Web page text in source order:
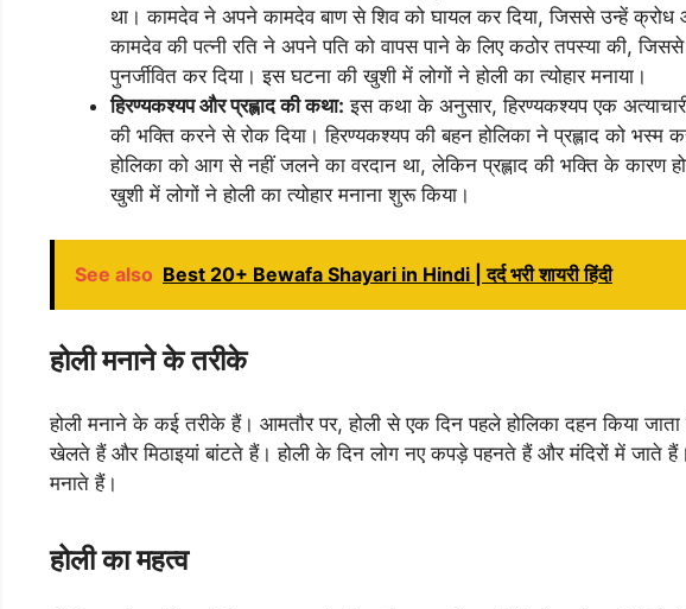
था। कामदेव ने अपने कामदेव बाण से शिव को घायल कर दिया, जिससे उन्हें क्रोध
कामदेव की पत्नी रति ने अपने पति को वापस पाने के लिए कठोर तपस्या की,
पुनर्जीवित कर दिया। इस घटना की खुशी में लोगों ने होली का त्योहार मनाया।
हिरण्यकश्यप और प्रह्लाद की कथा: इस कथा के अनुसार, हिरण्यकश्यप एक
की भक्ति करने से रोक दिया। हिरण्यकश्यप की बहन होलिका ने प्रह्लाद को भस्म
होलिका को आग से नहीं जलने का वरदान था, लेकिन प्रह्लाद की भक्ति के कारण
खुशी में लोगों ने होली का त्योहार मनाना शुरू किया।
See also Best 20+ Bewafa Shayari in Hindi | दर्द भरी शायरी हिंदी
होली मनाने के तरीके
होली मनाने के कई तरीके हैं। आमतौर पर, होली से एक दिन पहले होलिका दहन किया
खेलते हैं और मिठाइयां बांटते हैं। होली के दिन लोग नए कपड़े पहनते हैं और मंदिरों में जाते
मनाते हैं।
होली का महत्व